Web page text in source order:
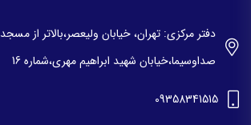
دفتر مرکزی: تهران، خیابان ولیعصر،بالاتر از
صداوسیما،خیابان شهید ابراهیم مهری،شماره 16
09358341515